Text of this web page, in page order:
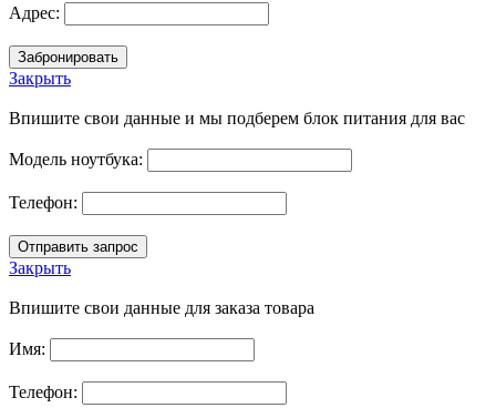
Адрес:
Закрыть
Впишите свои данные и мы подберем блок питания для вас
Модель ноутбука:
Телефон:
Закрыть
Впишите свои данные для заказа товара
Имя:
Телефон: